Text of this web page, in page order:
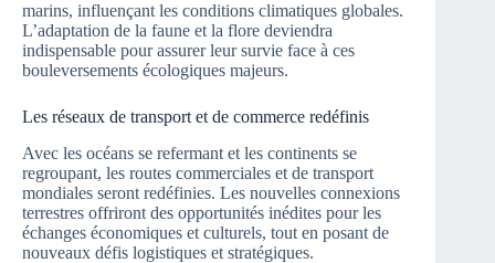
marins, influençant les conditions climatiques globales.
L’adaptation de la faune et la flore deviendra
indispensable pour assurer leur survie face à ces
bouleversements écologiques majeurs.
Les réseaux de transport et de commerce redéfinis
Avec les océans se refermant et les continents se
regroupant, les routes commerciales et de transport
mondiales seront redéfinies. Les nouvelles connexions
terrestres offriront des opportunités inédites pour les
échanges économiques et culturels, tout en posant de
nouveaux défis logistiques et stratégiques.